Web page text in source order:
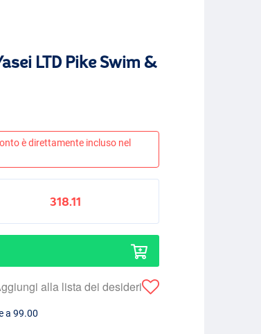
LTD Pike Swim &
è direttamente incluso nel
318.11
alla lista dei desideri
a 99.00